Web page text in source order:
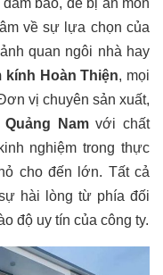
bảo, dễ bị ăn mòn
về sự lựa chọn của
quan ngôi nhà hay
kính Hoàn Thiện, mọi
vị chuyên sản xuất,
Namvới chất
nghiệm trong thực
cho đến lớn. Tất cả
hài lòng từ phía đối
độ uy tín của công ty.